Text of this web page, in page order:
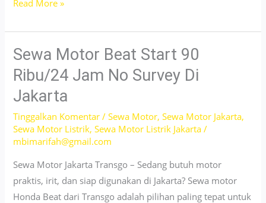
Rental
Matic
Sekitar
Pulogadung
24
Jam
Read More »
Sewa Motor Beat Start 90
Ribu/24 Jam No Survey Di
Jakarta
Tinggalkan Komentar /Sewa Motor,Sewa Motor Jakarta,
Sewa Motor Listrik,Sewa Motor Listrik Jakarta /
mbimarifah@gmail.com
Sewa Motor Jakarta Transgo – Sedang butuh motor
praktis, irit, dan siap digunakan di Jakarta? Sewa motor
Honda Beat dari Transgo adalah pilihan paling tepat untuk